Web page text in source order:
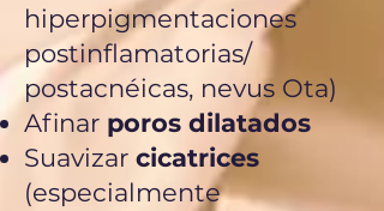
hiperpigmentaciones
postinflamatorias/
postacnéicas, nevus Ota)​
Afinar poros dilatados
Suavizar cicatrices
(especialmente